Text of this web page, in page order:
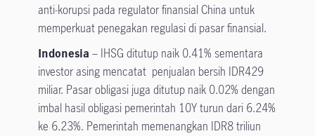
anti-korupsi pada regulator finansial China untuk
memperkuat penegakan regulasi di pasar finansial.
Indonesia – IHSG ditutup naik 0.41% sementara
investor asing mencatat penjualan bersih IDR429
miliar. Pasar obligasi juga ditutup naik 0.02% dengan
imbal hasil obligasi pemerintah 10Y turun dari 6.24%
ke 6.23%. Pemerintah memenangkan IDR8 triliun